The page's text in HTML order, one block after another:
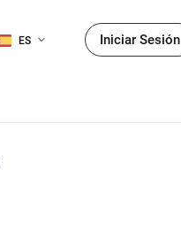
ES Iniciar Sesión